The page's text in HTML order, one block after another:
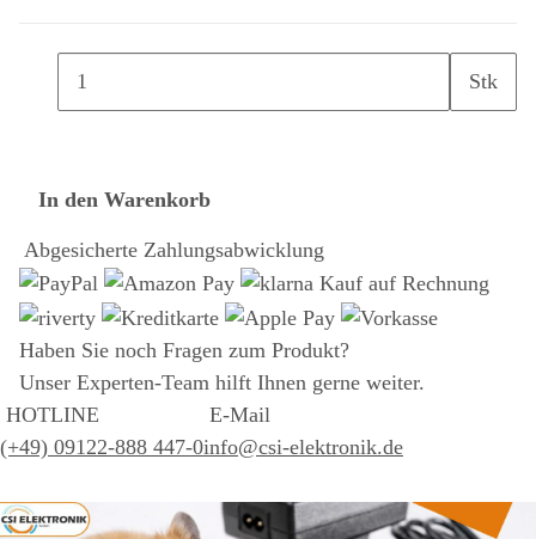
Stk
In den Warenkorb
Abgesicherte Zahlungsabwicklung
Haben Sie noch Fragen zum Produkt?
Unser Experten-Team hilft Ihnen gerne weiter.
HOTLINE
(+49) 09122-888 447-0
E-Mail
info@csi-elektronik.de